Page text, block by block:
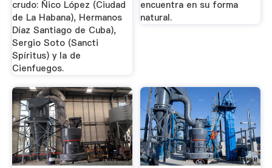
crudo: Ñico López (Ciudad
de La Habana), Hermanos
Díaz Santiago de Cuba),
Sergio Soto (Sancti
Spíritus) y la de
Cienfuegos.
encuentra en su forma
natural.